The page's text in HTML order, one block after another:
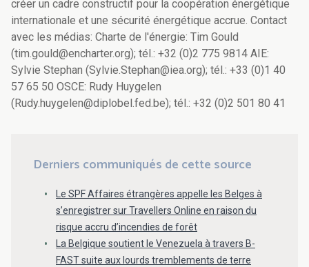
créer un cadre constructif pour la coopération énergétique
internationale et une sécurité énergétique accrue. Contact
avec les médias: Charte de l'énergie: Tim Gould
(tim.gould@encharter.org); tél.: +32 (0)2 775 9814 AIE:
Sylvie Stephan (Sylvie.Stephan@iea.org); tél.: +33 (0)1 40
57 65 50 OSCE: Rudy Huygelen
(Rudy.huygelen@diplobel.fed.be); tél.: +32 (0)2 501 80 41
Derniers communiqués de cette source
Le SPF Affaires étrangères appelle les Belges à
s’enregistrer sur Travellers Online en raison du
risque accru d’incendies de forêt
La Belgique soutient le Venezuela à travers B-
FAST suite aux lourds tremblements de terre